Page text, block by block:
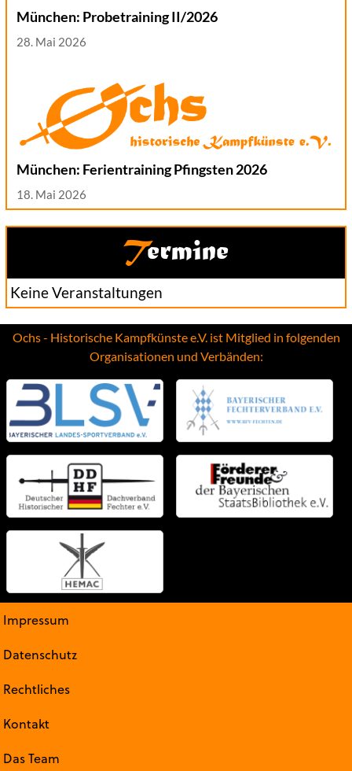
München: Probetraining II/2026
28. Mai 2026
München: Ferientraining Pfingsten 2026
18. Mai 2026
Termine
Keine Veranstaltungen
Ochs - Historische Kampfkünste e.V. ist Mitglied in folgenden
Organisationen und Verbänden:
Impressum
Datenschutz
Rechtliches
Kontakt
Das Team